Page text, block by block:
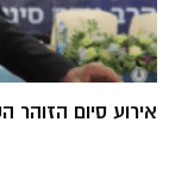
אירוע סיום